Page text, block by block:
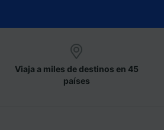
Viaja a miles de destinos en 45
países